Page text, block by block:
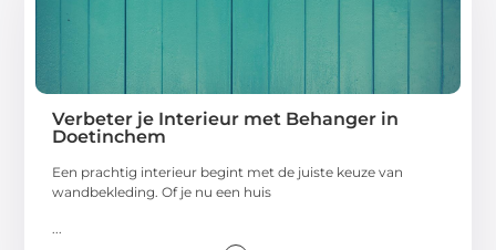
Verbeter je Interieur met Behanger in
Doetinchem
Een prachtig interieur begint met de juiste keuze van
wandbekleding. Of je nu een huis